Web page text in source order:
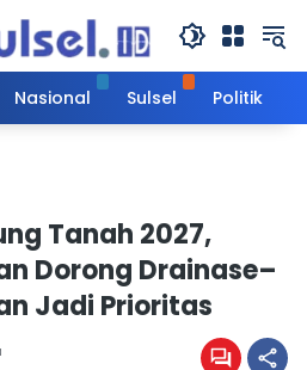
Nasional Sulsel Politik
Tanah 2027,
Dorong Drainase–
Jadi Prioritas